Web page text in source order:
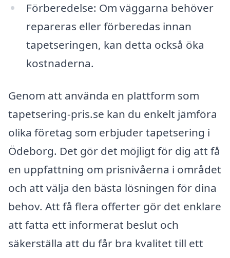
Förberedelse: Om väggarna behöver
repareras eller förberedas innan
tapetseringen, kan detta också öka
kostnaderna.
Genom att använda en plattform som
tapetsering-pris.se kan du enkelt jämföra
olika företag som erbjuder tapetsering i
Ödeborg. Det gör det möjligt för dig att få
en uppfattning om prisnivåerna i området
och att välja den bästa lösningen för dina
behov. Att få flera offerter gör det enklare
att fatta ett informerat beslut och
säkerställa att du får bra kvalitet till ett